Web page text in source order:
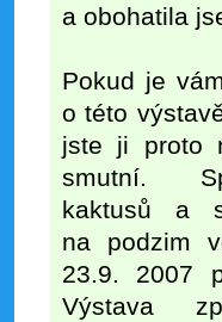
a obohatila
Pokud je
o této
jste ji proto
smutní.
kaktusů a
na podzim
23.9. 2007
Výstava